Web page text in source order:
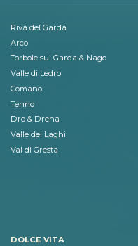
Riva del Garda
Arco
Torbole sul Garda & Nago
Valle di Ledro
Comano
Tenno
Dro & Drena
Valle dei Laghi
Val di Gresta
DOLCE VITA